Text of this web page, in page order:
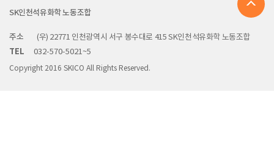
SK인천석유화학 노동조합
주소 (우) 22771 인천광역시 서구 봉수대로 415 SK인천석유화학 노동조합
TEL 032-570-5021~5
Copyright 2016 SKICO All Rights Reserved.